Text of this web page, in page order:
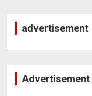
advertisement
Advertisement